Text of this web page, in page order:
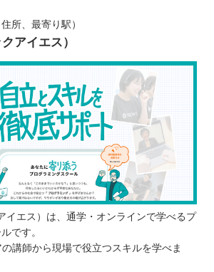
ジュール
料金
グスクールに通う5つのメリット
・転職の場面で有利に働く
で学ぶより効率が良い
らないことがあっても相談しやすい
のモチベーションが維持されやすい
の仕事に役立つ技術も身に付く
グスクールに通う3つのデメリット
がかかる
のスケジュールが決められている
・転職に絶対役立つとは限らない
所、最寄り駅）
アイエス）
イエス）は、通学・オンラインで学べるプ
です。
講師から現場で役立つスキルを学べま